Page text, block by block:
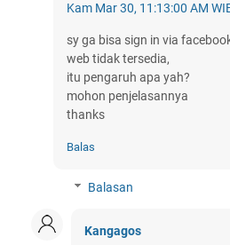
Kam Mar 30, 11:13:00 AM
sy ga bisa sign in via
web tidak tersedia,
itu pengaruh apa yah?
mohon penjelasannya
thanks
Balas
Balasan
Kangagos